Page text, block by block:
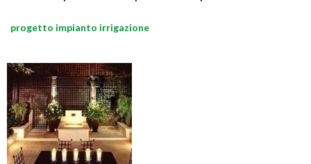
progetto impianto irrigazione